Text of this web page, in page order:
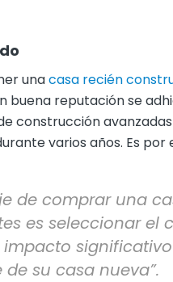
unacasa recién
reputación se
construcción
varios años. Es por
de comprar una
es seleccionar el
su casa nueva”.